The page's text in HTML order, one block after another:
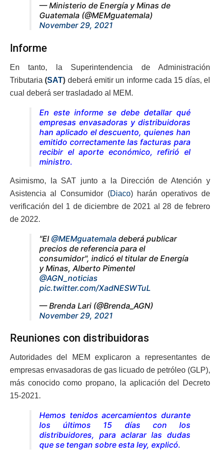
— Ministerio de Energía y Minas de
Guatemala (@MEMguatemala)
November 29, 2021
Informe
En tanto, la Superintendencia de Administración
Tributaria(SAT) deberá emitir un informe cada 15 días, el
cual deberá ser trasladado al MEM.
En este informe se debe detallar qué
empresas envasadoras y distribuidoras
han aplicado el descuento, quienes han
emitido correctamente las facturas para
recibir el aporte económico, refirió el
ministro.
Asimismo, la SAT junto a la Dirección de Atención y
Asistencia al Consumidor (Diaco) harán operativos de
verificación del 1 de diciembre de 2021 al 28 de febrero
de 2022.
"El @MEMguatemala deberá publicar
precios de referencia para el
consumidor", indicó el titular de Energía
y Minas, Alberto Pimentel
@AGN_noticias
pic.twitter.com/XadNESWTuL
— Brenda Lari (@Brenda_AGN)
November 29, 2021
Reuniones con distribuidoras
Autoridades del MEM explicaron a representantes de
empresas envasadoras de gas licuado de petróleo (GLP),
más conocido como propano, la aplicación del Decreto
15-2021.
Hemos tenidos acercamientos durante
los últimos 15 días con los
distribuidores, para aclarar las dudas
que se tengan sobre esta ley, explicó.